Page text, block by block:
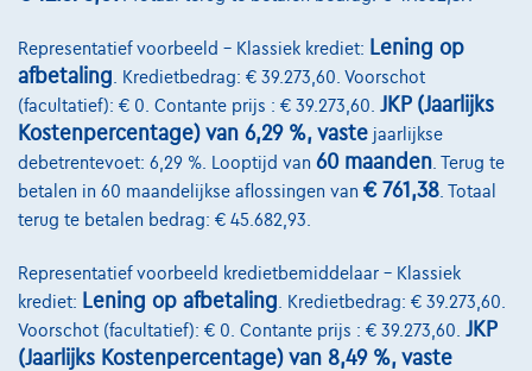
Renault Arkana
1.6 Hybrid 145cv Rouge 09/22 60149km Airco GPS USB
09/2022
60.152 km Hybride Automaat 69 kW ( 94 PK )
Representatief voorbeeld – Klassiek krediet: Lening op
afbetaling . Kredietbedrag: € 39.273,60. Voorschot
(facultatief): € 0. Contante prijs : € 39.273,60. JKP (Jaarlijks
Kostenpercentage) van 6,29 %, vaste jaarlijkse
debetrentevoet: 6,29 %. Looptijd van 60 maanden . Terug te
betalen in 60 maandelijkse aflossingen van € 761,38 . Totaal
terug te betalen bedrag: € 45.682,93.
Representatief voorbeeld kredietbemiddelaar – Klassiek
krediet: Lening op afbetaling . Kredietbedrag: € 39.273,60.
Voorschot (facultatief): € 0. Contante prijs : € 39.273,60. JKP
(Jaarlijks Kostenpercentage) van 8,49 %, vaste